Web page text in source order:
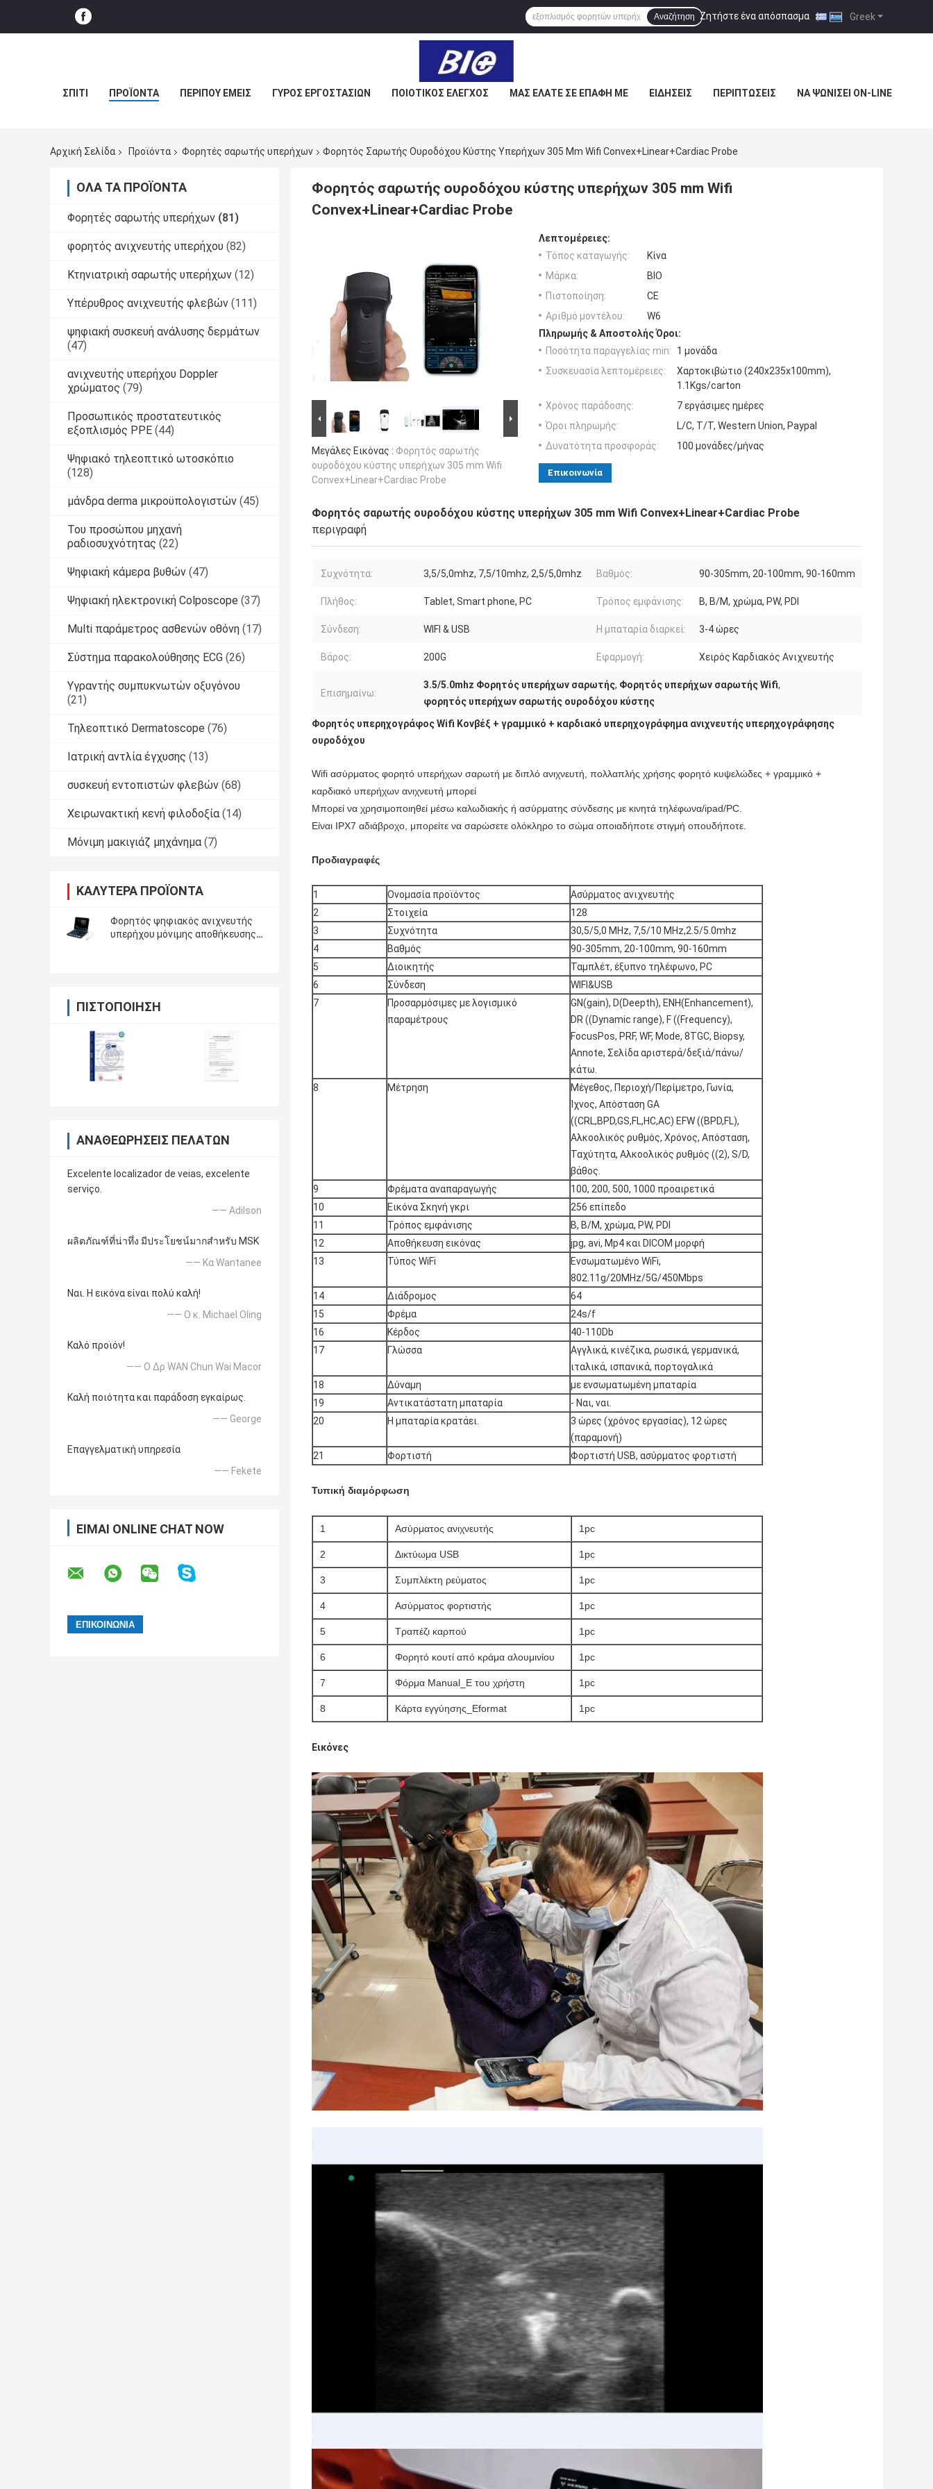
Greek
Ζητήστε ένα απόσπασμα |
Αναζήτηση
ΣΠΊΤΙ ΠΡΟΪΌΝΤΑ ΠΕΡΊΠΟΥ ΕΜΕΊΣ ΓΎΡΟΣ ΕΡΓΟΣΤΑΣΊΩΝ ΠΟΙΟΤΙΚΌΣ ΈΛΕΓΧΟΣ ΜΑΣ ΕΛΆΤΕ ΣΕ ΕΠΑΦΉ ΜΕ ΕΙΔΉΣΕΙΣ ΠΕΡΙΠΤΏΣΕΙΣ ΝΑ ΨΩΝΊΣΕΙ ON-LINE
Αρχική Σελίδα Προϊόντα Φορητές σαρωτής υπερήχων Φορητός Σαρωτής Ουροδόχου Κύστης Υπερήχων 305 Mm Wifi Convex+Linear+Cardiac Probe
ΌΛΑ ΤΑ ΠΡΟΪΌΝΤΑ
Φορητές σαρωτής υπερήχων (81)
φορητός ανιχνευτής υπερήχου (82)
Κτηνιατρική σαρωτής υπερήχων (12)
Υπέρυθρος ανιχνευτής φλεβών (111)
ψηφιακή συσκευή ανάλυσης δερμάτων
(47)
ανιχνευτής υπερήχου Doppler
χρώματος (79)
Προσωπικός προστατευτικός
εξοπλισμός PPE (44)
Ψηφιακό τηλεοπτικό ωτοσκόπιο
(128)
μάνδρα derma μικροϋπολογιστών (45)
Του προσώπου μηχανή
ραδιοσυχνότητας (22)
Ψηφιακή κάμερα βυθών (47)
Ψηφιακή ηλεκτρονική Colposcope (37)
Multi παράμετρος ασθενών οθόνη (17)
Σύστημα παρακολούθησης ECG (26)
Υγραντής συμπυκνωτών οξυγόνου
(21)
Τηλεοπτικό Dermatoscope (76)
Ιατρική αντλία έγχυσης (13)
συσκευή εντοπιστών φλεβών (68)
Χειρωνακτική κενή φιλοδοξία (14)
Μόνιμη μακιγιάζ μηχάνημα (7)
ΚΑΛΎΤΕΡΑ ΠΡΟΪΌΝΤΑ
Φορητός ψηφιακός ανιχνευτής
υπερήχου μόνιμης αποθήκευσης
ΠΙΣΤΟΠΟΊΗΣΗ
ΑΝΑΘΕΩΡΉΣΕΙΣ ΠΕΛΑΤΏΝ
Excelente localizador de veias, excelente
serviço.
—— Adilson
ผลิตภัณฑ์ที่น่าทึ่ง มีประโยชน์มากสำหรับ MSK
—— Κα Wantanee
Ναι. Η εικόνα είναι πολύ καλή!
—— Ο κ. Michael Oling
Καλό προϊόν!
—— Ο Δρ WAN Chun Wai Macor
Καλή ποιότητα και παράδοση εγκαίρως.
—— George
Επαγγελματική υπηρεσία
—— Fekete
ΕΊΜΑΙ ONLINE CHAT NOW
Φορητός σαρωτής ουροδόχου κύστης υπερήχων 305 mm Wifi
Convex+Linear+Cardiac Probe
Μεγάλες Εικόνας : Φορητός σαρωτής
ουροδόχου κύστης υπερήχων 305 mm Wifi
Convex+Linear+Cardiac Probe
Λεπτομέρειες:
Τόπος καταγωγής:
Κίνα
Μάρκα:
BIO
Πιστοποίηση:
CE
Αριθμό μοντέλου:
W6
Πληρωμής & Αποστολής Όροι:
Ποσότητα παραγγελίας min:
1 μονάδα
Συσκευασία λεπτομέρειες:
Χαρτοκιβώτιο (240x235x100mm),
1.1Kgs/carton
Χρόνος παράδοσης:
7 εργάσιμες ημέρες
Όροι πληρωμής:
L/C, T/T, Western Union, Paypal
Δυνατότητα προσφοράς:
100 μονάδες/μήνας
Επικοινωνία
Φορητός σαρωτής ουροδόχου κύστης υπερήχων 305 mm Wifi Convex+Linear+Cardiac Probe
περιγραφή
Συχνότητα: 3,5/5,0mhz, 7,5/10mhz, 2,5/5,0mhz Βαθμός: 90-305mm, 20-100mm, 90-160mm
Πλήθος: Tablet, Smart phone, PC Τρόπος εμφάνισης: B, B/M, χρώμα, PW, PDI
Σύνδεση: WIFI & USB Η μπαταρία διαρκεί: 3-4 ώρες
Βάρος: 200G Εφαρμογή: Χειρός Καρδιακός Ανιχνευτής
Επισημαίνω:
3.5/5.0mhz Φορητός υπερήχων σαρωτής, Φορητός υπερήχων σαρωτής Wifi,
φορητός υπερήχων σαρωτής ουροδόχου κύστης
Φορητός υπερηχογράφος Wifi Κονβέξ + γραμμικό + καρδιακό υπερηχογράφημα ανιχνευτής υπερηχογράφησης
ουροδόχου
Wifi ασύρματος φορητό υπερήχων σαρωτή με διπλό ανιχνευτή, πολλαπλής χρήσης φορητό κυψελώδες + γραμμικό +
καρδιακό υπερήχων ανιχνευτή μπορεί
Μπορεί να χρησιμοποιηθεί μέσω καλωδιακής ή ασύρματης σύνδεσης με κινητά τηλέφωνα/ipad/PC.
Είναι IPX7 αδιάβροχο, μπορείτε να σαρώσετε ολόκληρο το σώμα οποιαδήποτε στιγμή οπουδήποτε.
Προδιαγραφές
1 Ονομασία προϊόντος
Ασύρματος ανιχνευτής
2
Στοιχεία
128
3
Συχνότητα
30,5/5,0 MHz, 7,5/10 MHz,2.5/5.0mhz
4
Βαθμός
90-305mm, 20-100mm, 90-160mm
5
Διοικητής
Ταμπλέτ, έξυπνο τηλέφωνο, PC
6
Σύνδεση
WIFI&USB
7
Προσαρμόσιμες με λογισμικό
παραμέτρους
GN(gain), D(Deepth), ENH(Enhancement),
DR ((Dynamic range), F ((Frequency),
FocusPos, PRF, WF, Mode, 8TGC, Biopsy,
Annote, Σελίδα αριστερά/δεξιά/πάνω/
κάτω.
8
Μέτρηση
Μέγεθος, Περιοχή/Περίμετρο, Γωνία,
Ίχνος, Απόσταση GA
((CRL,BPD,GS,FL,HC,AC) EFW ((BPD,FL),
Αλκοολικός ρυθμός, Χρόνος, Απόσταση,
Ταχύτητα, Αλκοολικός ρυθμός ((2), S/D,
βάθος.
9
Φρέματα αναπαραγωγής
100, 200, 500, 1000 προαιρετικά
10
Εικόνα Σκηνή γκρι
256 επίπεδο
11
Τρόπος εμφάνισης
Β, Β/Μ, χρώμα, PW, PDI
12
Αποθήκευση εικόνας
jpg, avi, Mp4 και DICOM μορφή
13
Τύπος WiFi
Ενσωματωμένο WiFi,
802.11g/20MHz/5G/450Mbps
14
Διάδρομος
64
15
Φρέμα
24s/f
16
Κέρδος
40-110Db
17
Γλώσσα
Αγγλικά, κινέζικα, ρωσικά, γερμανικά,
ιταλικά, ισπανικά, πορτογαλικά
18
Δύναμη
με ενσωματωμένη μπαταρία
19
Αντικατάστατη μπαταρία
- Ναι, ναι.
20
Η μπαταρία κρατάει.
3 ώρες (χρόνος εργασίας), 12 ώρες
(παραμονή)
21
Φορτιστή Φορτιστή USB, ασύρματος φορτιστή
Τυπική διαμόρφωση
1 Ασύρματος ανιχνευτής 1pc
2 Δικτύωμα USB 1pc
3 Συμπλέκτη ρεύματος 1pc
4 Ασύρματος φορτιστής 1pc
5 Τραπέζι καρπού 1pc
6 Φορητό κουτί από κράμα αλουμινίου 1pc
7 Φόρμα Manual_E του χρήστη 1pc
8 Κάρτα εγγύησης_Eformat 1pc
Εικόνες